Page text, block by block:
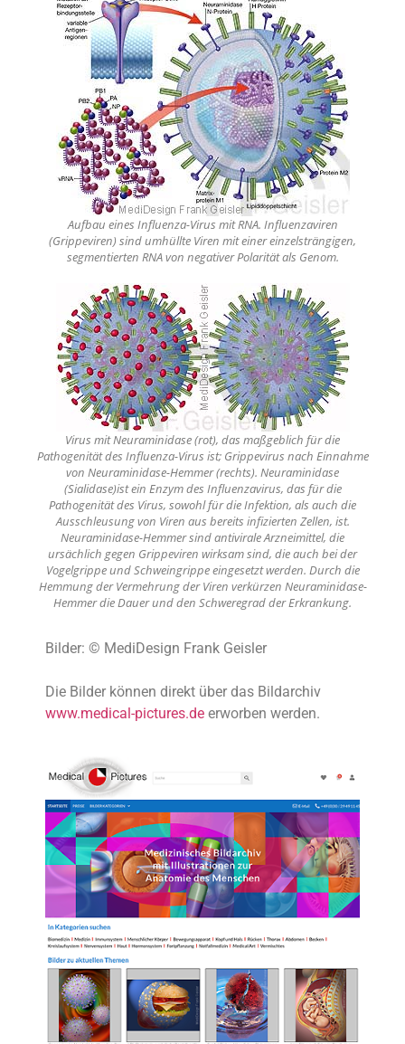
Aufbau eines Influenza-Virus mit RNA. Influenzaviren
(Grippeviren) sind umhüllte Viren mit einer einzelsträngigen,
segmentierten RNA von negativer Polarität als Genom.
Virus mit Neuraminidase (rot), das maßgeblich für die
Pathogenität des Influenza-Virus ist; Grippevirus nach Einnahme
von Neuraminidase-Hemmer (rechts). Neuraminidase
(Sialidase)ist ein Enzym des Influenzavirus, das für die
Pathogenität des Virus, sowohl für die Infektion, als auch die
Ausschleusung von Viren aus bereits infizierten Zellen, ist.
Neuraminidase-Hemmer sind antivirale Arzneimittel, die
ursächlich gegen Grippeviren wirksam sind, die auch bei der
Vogelgrippe und Schweingrippe eingesetzt werden. Durch die
Hemmung der Vermehrung der Viren verkürzen Neuraminidase-
Hemmer die Dauer und den Schweregrad der Erkrankung.
Bilder: © MediDesign Frank Geisler
Die Bilder können direkt über das Bildarchiv
www.medical-pictures.de erworben werden.